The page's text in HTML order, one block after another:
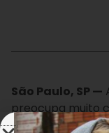
São Paulo, SP —
preocupa muito
Visando auxiliar